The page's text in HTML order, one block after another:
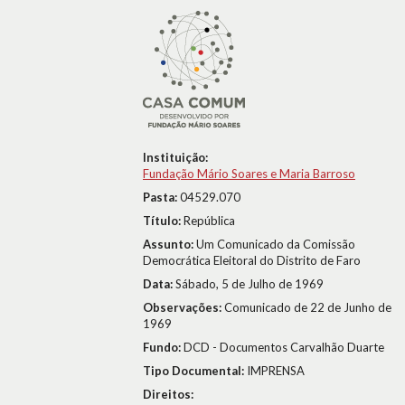
Instituição:
Fundação Mário Soares e Maria Barroso
Pasta:04529.070
Título:República
Assunto:Um Comunicado da Comissão
Democrática Eleitoral do Distrito de Faro
Data:Sábado, 5 de Julho de 1969
Observações:Comunicado de 22 de Junho de
1969
Fundo:DCD - Documentos Carvalhão Duarte
Tipo Documental: IMPRENSA
Direitos: